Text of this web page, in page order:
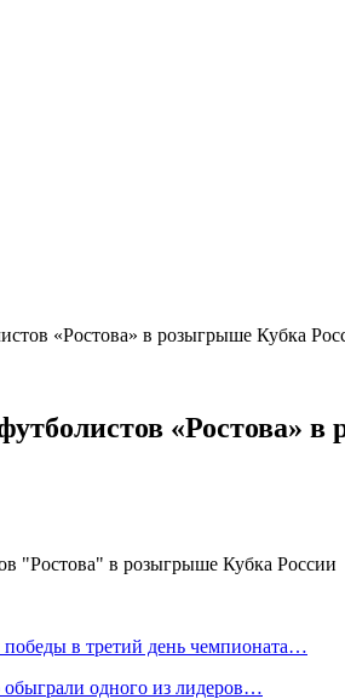
«Ростова» в розыгрыше Кубка
«Ростова»
в третий день чемпионата…
одного из лидеров…